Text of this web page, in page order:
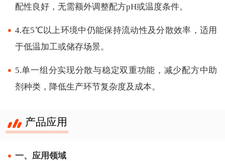
配性良好，无需额外调整配方pH或温度条件。
4.在5℃以上环境中仍能保持流动性及分散效率，适用
于低温加工或储存场景。
5.单一组分实现分散与稳定双重功能，减少配方中助
剂种类，降低生产环节复杂度及成本。
产品应用
一、应用领域